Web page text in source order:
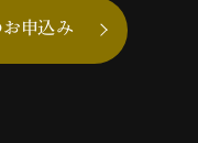
申込み